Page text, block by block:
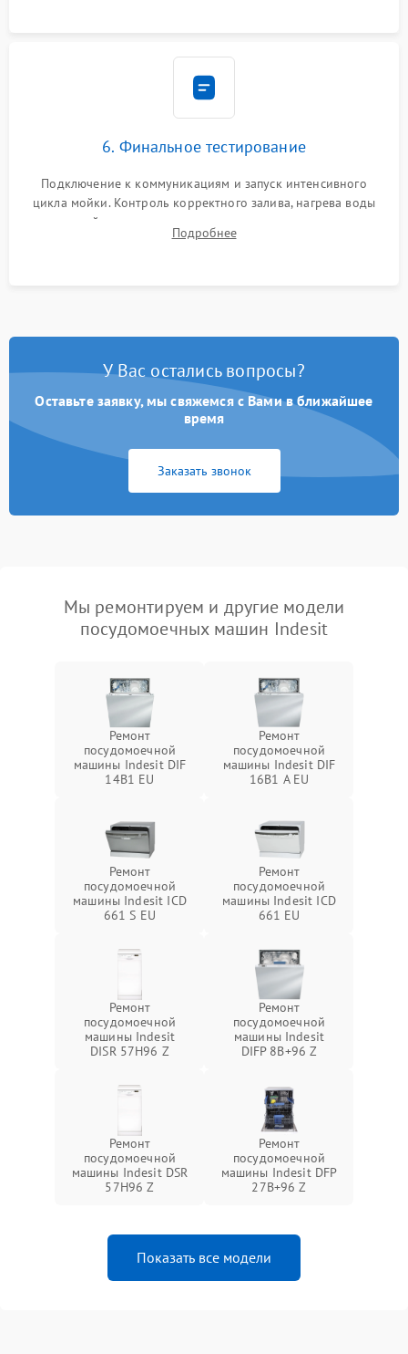
6. Финальное тестирование
Подключение к коммуникациям и запуск интенсивного
цикла мойки. Контроль корректного залива, нагрева воды
до нужной температуры, отсутствия посторонних шумов,
штатного слива и абсолютной сухости в поддоне.
Подробнее
У Вас остались вопросы?
Оставьте заявку, мы свяжемся с Вами в ближайшее
время
Заказать звонок
Мы ремонтируем и другие модели
посудомоечных машин Indesit
Ремонт
посудомоечной
машины Indesit DIF
14B1 EU
Ремонт
посудомоечной
машины Indesit DIF
16B1 A EU
Ремонт
посудомоечной
машины Indesit ICD
661 S EU
Ремонт
посудомоечной
машины Indesit ICD
661 EU
Ремонт
посудомоечной
машины Indesit
DISR 57H96 Z
Ремонт
посудомоечной
машины Indesit
DIFP 8B+96 Z
Ремонт
посудомоечной
машины Indesit DSR
57H96 Z
Ремонт
посудомоечной
машины Indesit DFP
27B+96 Z
Показать все модели